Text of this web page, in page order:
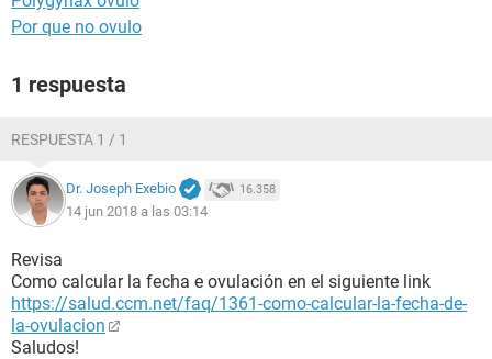
Por que no ovulo
1 respuesta
RESPUESTA 1 / 1
Dr. Joseph Exebio 16.358
14 jun 2018 a las 03:14
Revisa
Como calcular la fecha e ovulación en el siguiente link
https://salud.ccm.net/faq/1361-como-calcular-la-fecha-de-
la-ovulacion
Saludos!